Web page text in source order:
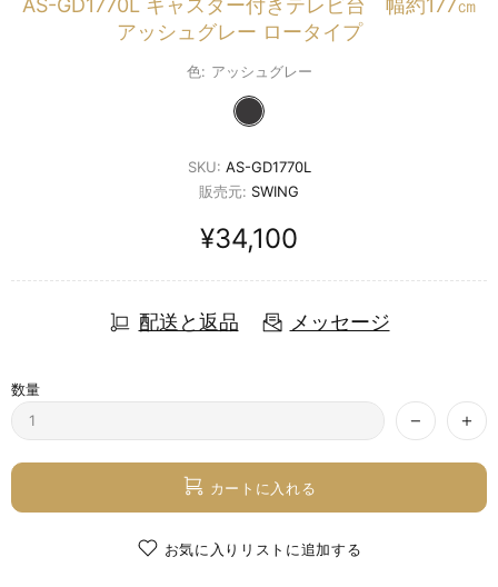
AS-GD1770L キャスター付きテレビ台 幅約177㎝
アッシュグレー ロータイプ
色: アッシュグレー
SKU: AS-GD1770L
販売元: SWING
¥34,100
配送と返品 メッセージ
数量
カートに入れる
お気に入りリストに追加する